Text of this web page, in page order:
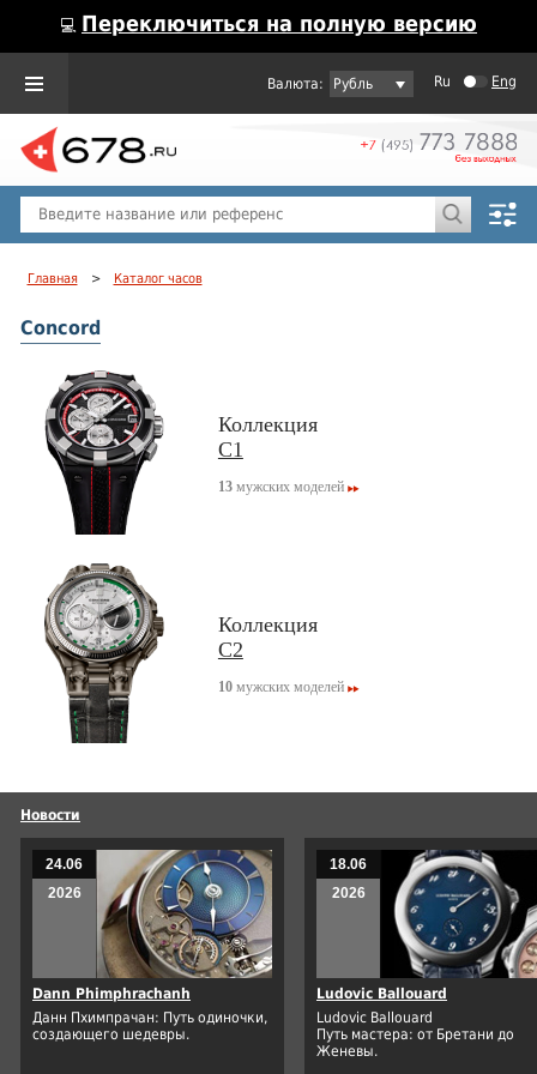
💻 Переключиться на полную версию
Рубль Ru Eng
Главная > Каталог часов
Concord
Коллекция
C1
13мужских моделей
Коллекция
C2
10мужских моделей
Новости
24.06
2026
Dann Phimphrachanh
Данн Пхимпрачан: Путь одиночки,
создающего шедевры.
18.06
2026
Ludovic Ballouard
Ludovic Ballouard
Путь мастера: от Бретани до
Женевы.